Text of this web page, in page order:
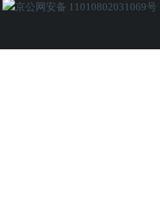
京公网安备 11010802031069号